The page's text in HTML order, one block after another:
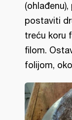
postaviti
treću koru
filom.
folijom,